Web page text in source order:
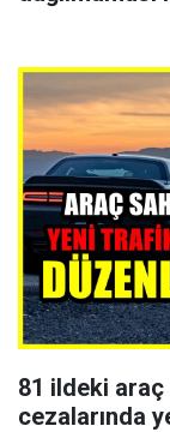
81 ildeki
cezalarında